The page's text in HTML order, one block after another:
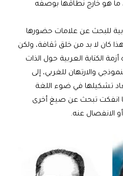
ما هو خارج نطاقها بوصفه
للبحث عن علامات حضورها
كان لا بد من خلق ثقافة، ولكن
الكتابة العربية حول الذات
والارتهان للغربي، إلى
تشكيلها في ضوء اللغة
ما انفكت تبحث عن صيغ أخرى
الانفصال عنه.